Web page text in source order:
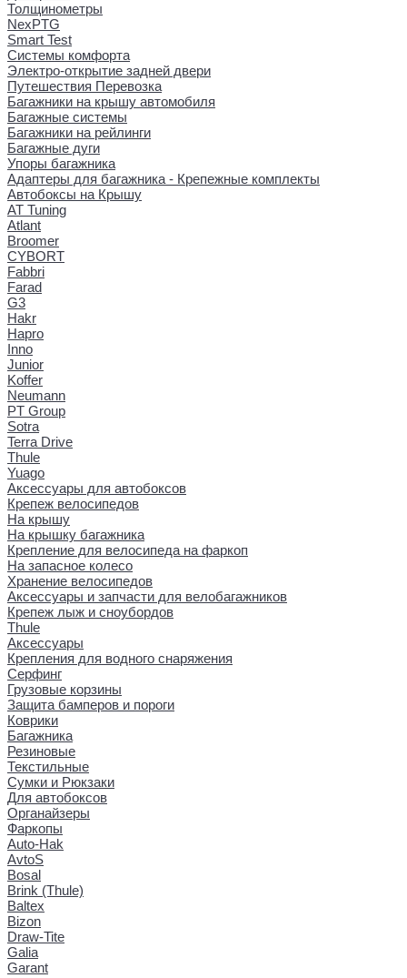
Толщинометры
NexPTG
Smart Test
Системы комфорта
Электро-открытие задней двери
Путешествия Перевозка
Багажники на крышу автомобиля
Багажные системы
Багажники на рейлинги
Багажные дуги
Упоры багажника
Адаптеры для багажника - Крепежные комплекты
Автобоксы на Крышу
AT Tuning
Atlant
Broomer
CYBORT
Fabbri
Farad
G3
Hakr
Hapro
Inno
Junior
Koffer
Neumann
PT Group
Sotra
Terra Drive
Thule
Yuago
Аксессуары для автобоксов
Крепеж велосипедов
На крышу
На крышку багажника
Крепление для велосипеда на фаркоп
На запасное колесо
Хранение велосипедов
Аксессуары и запчасти для велобагажников
Крепеж лыж и сноубордов
Thule
Аксессуары
Крепления для водного снаряжения
Серфинг
Грузовые корзины
Защита бамперов и пороги
Коврики
Багажника
Резиновые
Текстильные
Сумки и Рюкзаки
Для автобоксов
Органайзеры
Фаркопы
Auto-Hak
AvtoS
Bosal
Brink (Thule)
Baltex
Bizon
Draw-Tite
Galia
Garant